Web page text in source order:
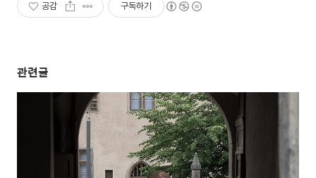
공감 구독하기
관련글